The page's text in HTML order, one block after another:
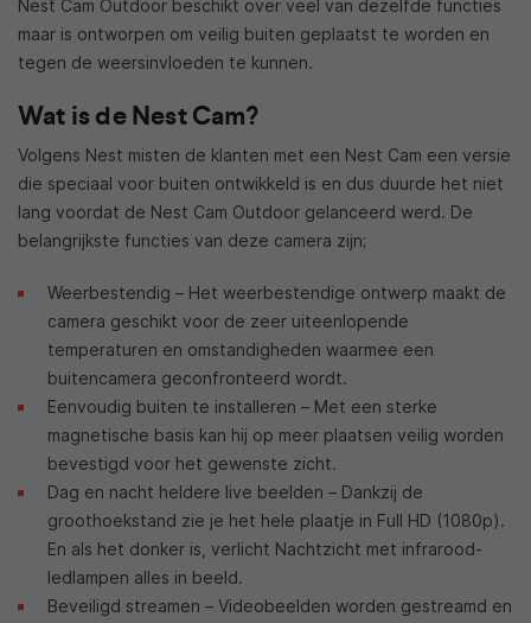
Nest Cam Outdoor beschikt over veel van dezelfde functies
maar is ontworpen om veilig buiten geplaatst te worden en
tegen de weersinvloeden te kunnen.
Wat is de Nest Cam?
Volgens Nest misten de klanten met een Nest Cam een versie
die speciaal voor buiten ontwikkeld is en dus duurde het niet
lang voordat de Nest Cam Outdoor gelanceerd werd. De
belangrijkste functies van deze camera zijn;
Weerbestendig – Het weerbestendige ontwerp maakt de
camera geschikt voor de zeer uiteenlopende
temperaturen en omstandigheden waarmee een
buitencamera geconfronteerd wordt.
Eenvoudig buiten te installeren – Met een sterke
magnetische basis kan hij op meer plaatsen veilig worden
bevestigd voor het gewenste zicht.
Dag en nacht heldere live beelden – Dankzij de
groothoekstand zie je het hele plaatje in Full HD (1080p).
En als het donker is, verlicht Nachtzicht met infrarood-
ledlampen alles in beeld.
Beveiligd streamen – Videobeelden worden gestreamd en